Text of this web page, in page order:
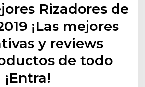
Rizadores de
¡Las mejores
y reviews
de todo